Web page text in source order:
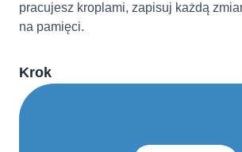
pracujesz kroplami, zapisuj każdą
na pamięci.
Krok